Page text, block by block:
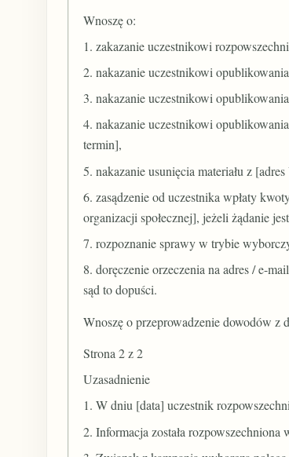
Wnoszę o:
1. zakazanie uczestnikowi
2. nakazanie uczestnikowi
3. nakazanie uczestnikowi
4. nakazanie uczestnikowi
termin],
5. nakazanie usunięcia materiału z
6. zasądzenie od uczestnika wpłaty
organizacji społecznej], jeżeli żądanie
7. rozpoznanie sprawy w trybie
8. doręczenie orzeczenia na adres / e-
sąd to dopuści.
Wnoszę o przeprowadzenie dowodów
Strona 2 z 2
Uzasadnienie
1. W dniu [data] uczestnik
2. Informacja została